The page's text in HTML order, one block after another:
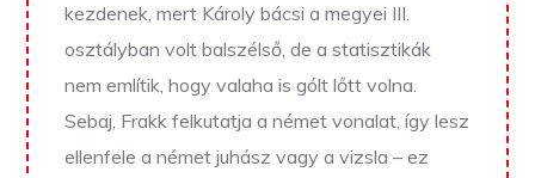
kezdenek, mert Károly bácsi a megyei III.
osztályban volt balszélső, de a statisztikák
nem említik, hogy valaha is gólt lőtt volna.
Sebaj, Frakk felkutatja a német vonalat, így lesz
ellenfele a német juhász vagy a vizsla – ez